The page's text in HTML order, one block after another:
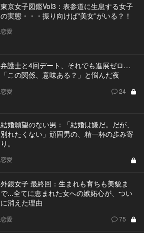
東京女子図鑑Vol3：表参道に生息する女子
の実態・・・振り向けば"美女”がいる？！
恋愛
弁護士と4回デート、それでも進展ゼロ…
「この関係、意味ある？」と悩んだ夜
恋愛 24
結婚願望のない男：「結婚は嫌だ。だが、
別れたくない」頑固男の、精一杯の歩み寄
り。
恋愛
外銀女子 最終回：生まれも育ちも美貌ま
で...全てに恵まれた女への嫉妬心が、つい
に消えた理由
恋愛 75